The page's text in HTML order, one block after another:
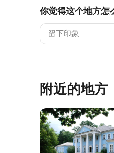
你觉得这个地方怎
附近的地方